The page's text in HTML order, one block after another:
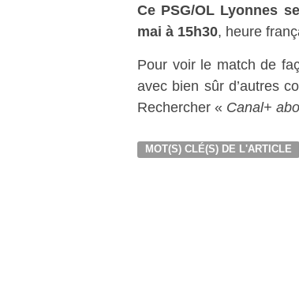
Ce PSG/OL Lyonnes
mai à 15h30, heure
Pour voir le match de
avec bien sûr d’autres
Rechercher « Canal+
MOT(S) CLÉ(S) DE L'ARTICLE